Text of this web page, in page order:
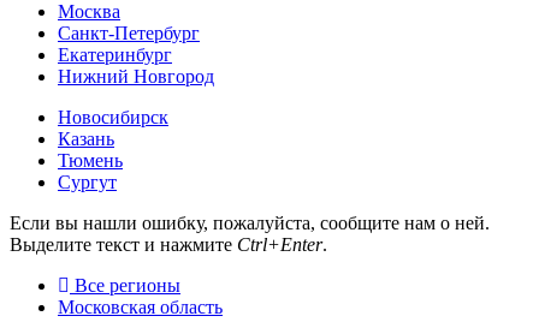
Москва
Санкт-Петербург
Екатеринбург
Нижний Новгород
Новосибирск
Казань
Тюмень
Сургут
Если вы нашли ошибку, пожалуйста, сообщите нам о ней.
Выделите текст и нажмите Ctrl+Enter.
Все регионы
Московская область